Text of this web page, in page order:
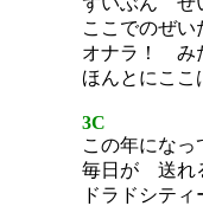
ここでのぜ
オナラ！ み
ほんとにここ
3C
この年にな
毎日が 送れ
ドラドシテ